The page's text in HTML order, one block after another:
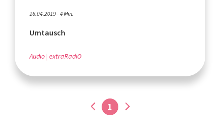
16.04.2019 - 4 Min.
Umtausch
Audio extraRadiO
1